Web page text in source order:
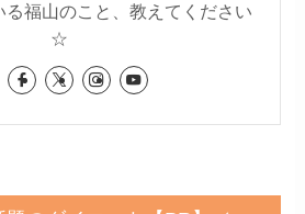
る福山のこと、教えてください
☆